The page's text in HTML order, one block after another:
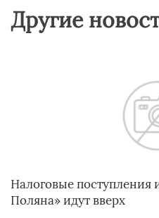
Другие
Налоговые поступления
Поляна» идут вверх